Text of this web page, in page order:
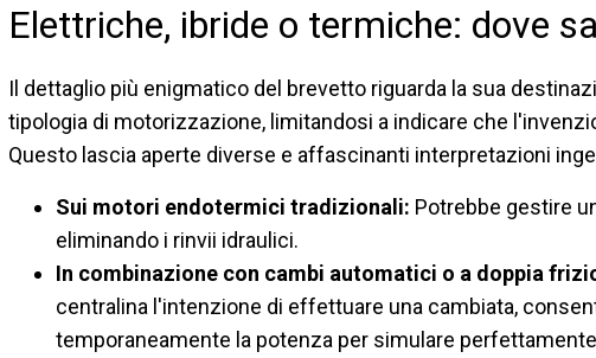
Elettriche, ibride o termiche: dove
Il dettaglio più enigmatico del brevetto riguarda la sua
tipologia di motorizzazione, limitandosi a indicare che
Questo lascia aperte diverse e affascinanti interpretazioni
Sui motori endotermici tradizionali: Potrebbe gestire
eliminando i rinvii idraulici.
In combinazione con cambi automatici o a doppia
centralina l'intenzione di effettuare una cambiata,
temporaneamente la potenza per simulare